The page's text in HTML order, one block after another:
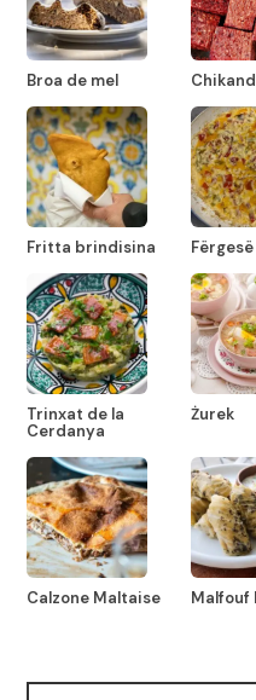
Broa de mel
Fritta brindisina
Trinxat de la
Cerdanya
Żurek
Calzone Maltaise Malfouf